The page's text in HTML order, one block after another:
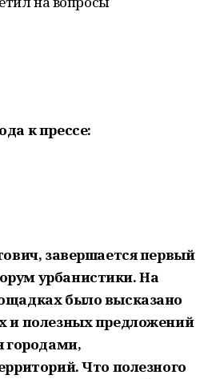
к прессе:
завершается первый
урбанистики. На
было высказано
и полезных предложений
городами,
Что полезного